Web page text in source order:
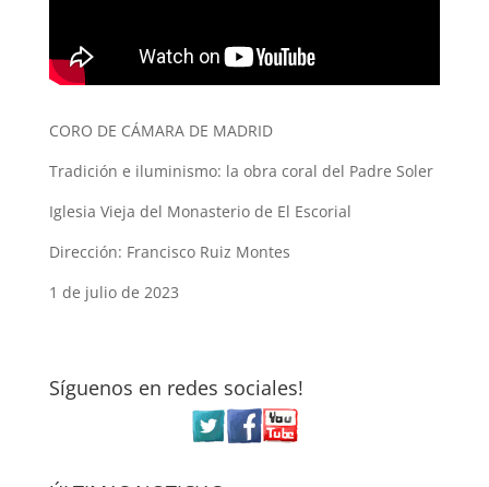
CORO DE CÁMARA DE MADRID
Tradición e iluminismo: la obra coral del Padre Soler
Iglesia Vieja del Monasterio de El Escorial
Dirección: Francisco Ruiz Montes
1 de julio de 2023
Síguenos en redes sociales!